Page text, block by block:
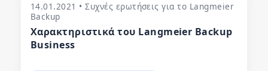
14.01.2021 • Συχνές ερωτήσεις για το Langmeier
Backup
Χαρακτηριστικά του Langmeier Backup
Business